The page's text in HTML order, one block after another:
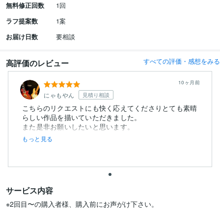
無料修正回数
1回
ラフ提案数
1案
お届け日数
要相談
高評価のレビュー すべての評価・感想をみる
にゃもやん 見積り相談
10ヶ月前
こちらのリクエストにも快く応えてくださりとても素晴
らしい作品を描いていただきました。
また是非お願いしたいと思います。
もっと見る
サービス内容
※2回目〜の購入者様、購入前にお声がけ下さい。